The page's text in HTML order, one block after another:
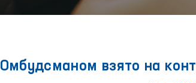
Омбудсманом взято на